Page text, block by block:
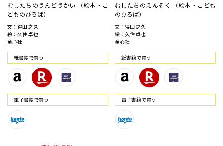
むしたちのうんどうかい （絵本・こ
どものひろば）
文：得田 之久
絵：久住 卓也
童心社
紙書籍で買う
電⼦書籍で買う
むしたちのえんそく （絵本・こども
のひろば）
文：得田 之久
絵：久住 卓也
童心社
紙書籍で買う
電⼦書籍で買う